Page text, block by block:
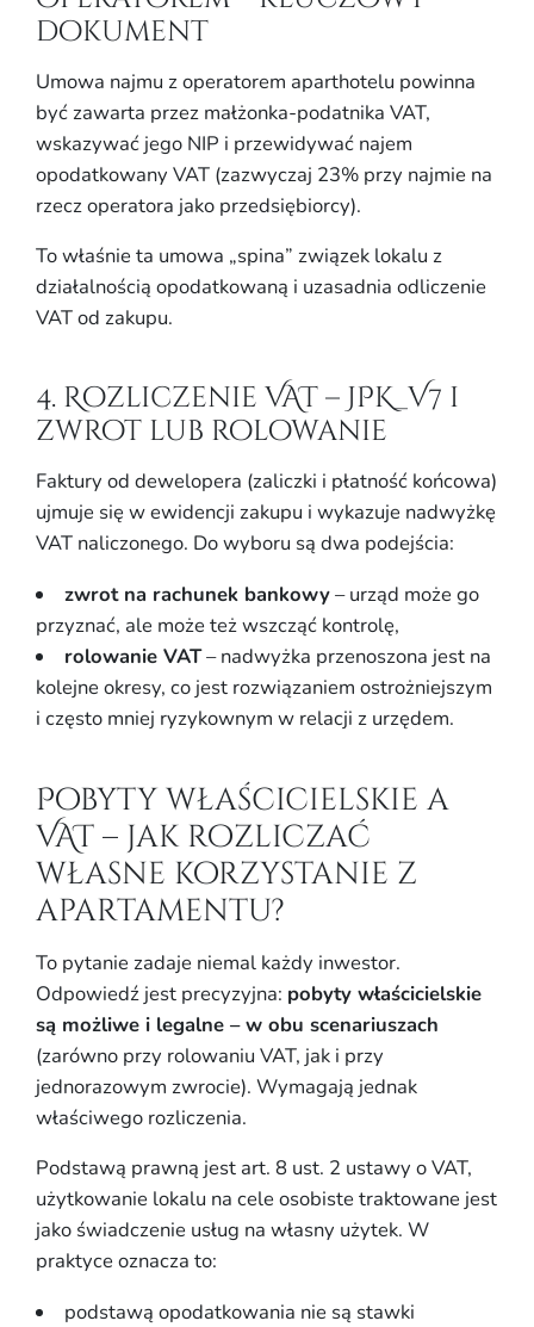
dokument
Umowa najmu z operatorem aparthotelu powinna
być zawarta przez małżonka-podatnika VAT,
wskazywać jego NIP i przewidywać najem
opodatkowany VAT (zazwyczaj 23% przy najmie na
rzecz operatora jako przedsiębiorcy).
To właśnie ta umowa „spina” związek lokalu z
działalnością opodatkowaną i uzasadnia odliczenie
VAT od zakupu.
4. Rozliczenie VAT – JPK_V7 i
zwrot lub rolowanie
Faktury od dewelopera (zaliczki i płatność końcowa)
ujmuje się w ewidencji zakupu i wykazuje nadwyżkę
VAT naliczonego. Do wyboru są dwa podejścia:
zwrot na rachunek bankowy– urząd może go
przyznać, ale może też wszcząć kontrolę,
rolowanie VAT– nadwyżka przenoszona jest na
kolejne okresy, co jest rozwiązaniem ostrożniejszym
i często mniej ryzykownym w relacji z urzędem.
Pobyty właścicielskie a
VAT – jak rozliczać
własne korzystanie z
apartamentu?
To pytanie zadaje niemal każdy inwestor.
Odpowiedź jest precyzyjna: pobyty właścicielskie
są możliwe i legalne – w obu scenariuszach
(zarówno przy rolowaniu VAT, jak i przy
jednorazowym zwrocie). Wymagają jednak
właściwego rozliczenia.
Podstawą prawną jest art. 8 ust. 2 ustawy o VAT,
użytkowanie lokalu na cele osobiste traktowane jest
jako świadczenie usług na własny użytek. W
praktyce oznacza to:
podstawą opodatkowania nie są stawki